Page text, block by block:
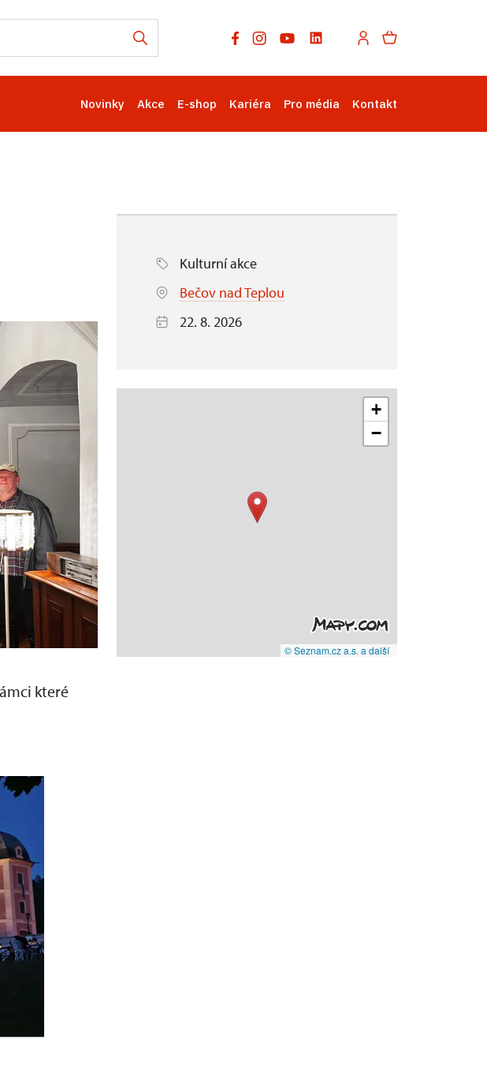
Novinky Akce E-shop Kariéra Pro média Kontakt
které
Kulturní akce
Bečov nad Teplou
22. 8. 2026
+
−
© Seznam.cz a.s. a další